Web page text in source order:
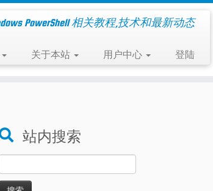
PowerShell 相关教程,技术和最新动态
关于本站 用户中心 登陆
站内搜索
：